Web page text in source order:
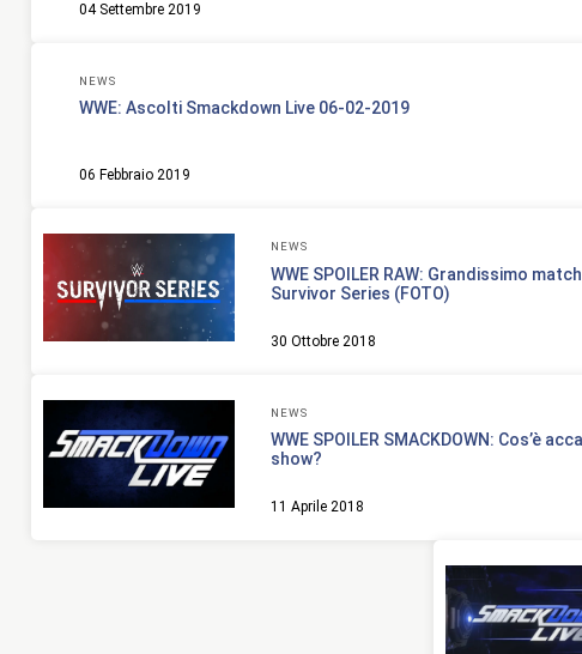
04 Settembre 2019
NEWS
WWE: Ascolti Smackdown Live 06-02-2019
06 Febbraio 2019
NEWS
WWE SPOILER RAW: Grandissimo
Survivor Series (FOTO)
30 Ottobre 2018
NEWS
WWE SPOILER SMACKDOWN: Cos’è
show?
11 Aprile 2018